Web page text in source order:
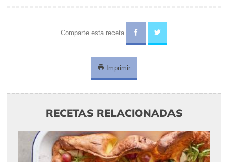
Comparte esta receta
Imprimir
RECETAS RELACIONADAS